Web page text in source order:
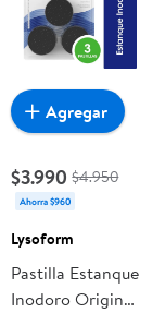
$3.990 $4.950
Ahorra $960
Lysoform
Pastilla Estanque
Inodoro Original
Agregar